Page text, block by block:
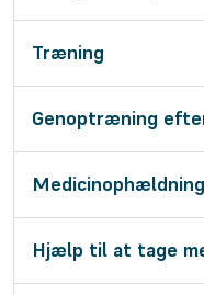
Træning
Genoptræning
Medicinophældning
Hjælp til at tage